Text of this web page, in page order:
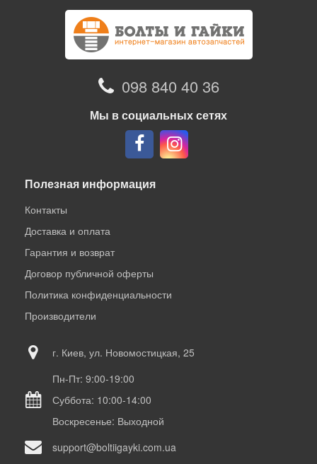
098 840 40 36
Мы в социальных сетях
Полезная информация
Контакты
Доставка и оплата
Гарантия и возврат
Договор публичной оферты
Политика конфиденциальности
Производители
г. Киев, ул. Новомостицкая, 25
Пн-Пт: 9:00-19:00
Суббота: 10:00-14:00
Воскресенье: Выходной
support@boltiigayki.com.ua